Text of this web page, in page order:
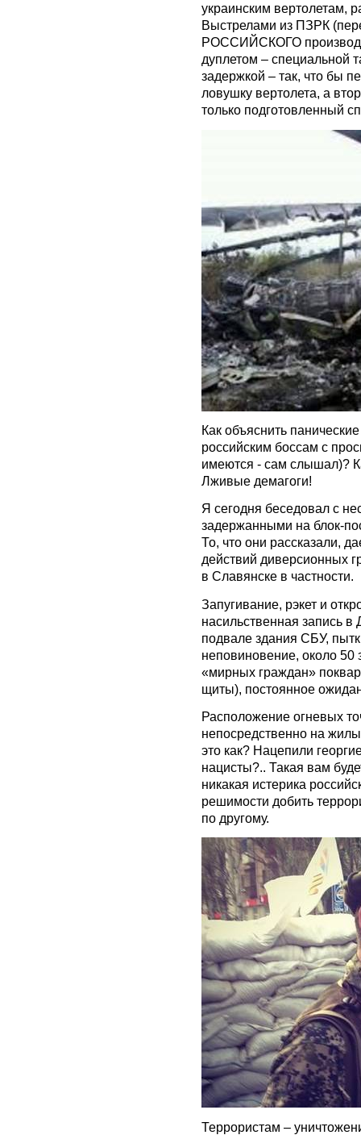
украинским вертолетам,
Выстрелами из ПЗРК
РОССИЙСКОГО
дуплетом – специальной
задержкой – так, что бы
ловушку вертолета, а
только подготовленный
Как объяснить
российским боссам с
имеются - сам слышал)?
Лживые демагоги!
Я сегодня беседовал с
задержанными на блок-
То, что они рассказали,
действий диверсионных
в Славянске в частности.
Запугивание, рэкет и
насильственная запись
подвале здания СБУ,
неповиновение, около 50
«мирных граждан»
щиты), постоянное
Расположение огневых
непосредственно на
это как? Нацепили
нацисты?.. Такая вам
никакая истерика
решимости добить
по другому.
Террористам –